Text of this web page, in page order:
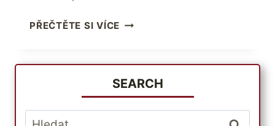
PŘEČTĚTE SI VÍCE CHTÍT
&
FITCH
JE
TEĎ
SEARCH
Vyhledávání